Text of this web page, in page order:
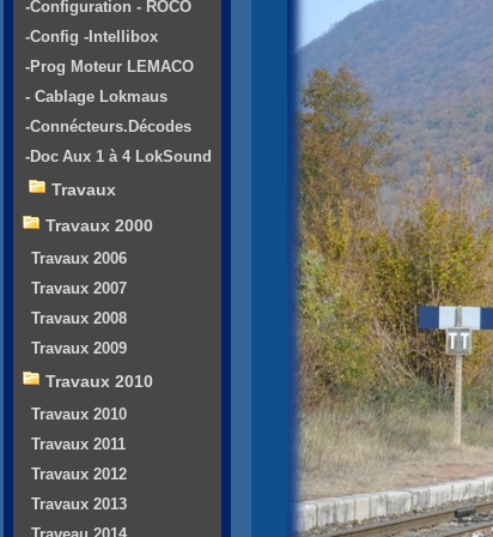
-Configuration - ROCO
-Config -Intellibox
-Prog Moteur LEMACO
- Cablage Lokmaus
-Connécteurs.Décodes
-Doc Aux 1 à 4 LokSound
Travaux
Travaux 2000
Travaux 2006
Travaux 2007
Travaux 2008
Travaux 2009
Travaux 2010
Travaux 2010
Travaux 2011
Travaux 2012
Travaux 2013